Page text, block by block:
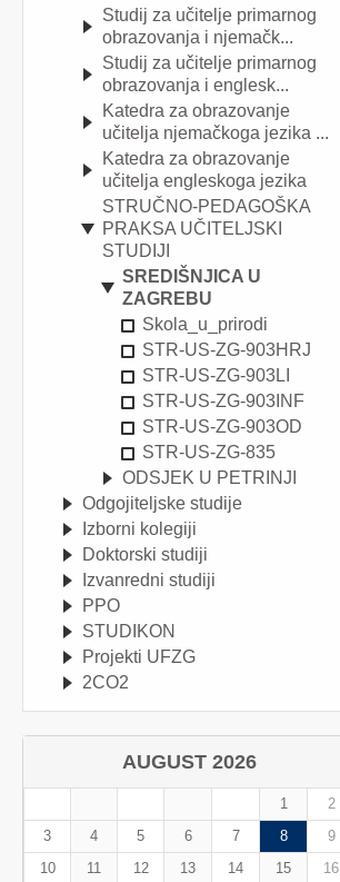
Studij za učitelje primarnog
obrazovanja i njemačk...
Studij za učitelje primarnog
obrazovanja i englesk...
Katedra za obrazovanje
učitelja njemačkoga jezika ...
Katedra za obrazovanje
učitelja engleskoga jezika
STRUČNO-PEDAGOŠKA
PRAKSA UČITELJSKI
STUDIJI
SREDIŠNJICA U
ZAGREBU
Skola_u_prirodi
STR-US-ZG-903HRJ
STR-US-ZG-903LI
STR-US-ZG-903INF
STR-US-ZG-903OD
STR-US-ZG-835
ODSJEK U PETRINJI
Odgojiteljske studije
Izborni kolegiji
Doktorski studiji
Izvanredni studiji
PPO
STUDIKON
Projekti UFZG
2CO2
AUGUST 2026
1
2
3
4 5 6 7 8
9
10
11 12 13 14 15
16